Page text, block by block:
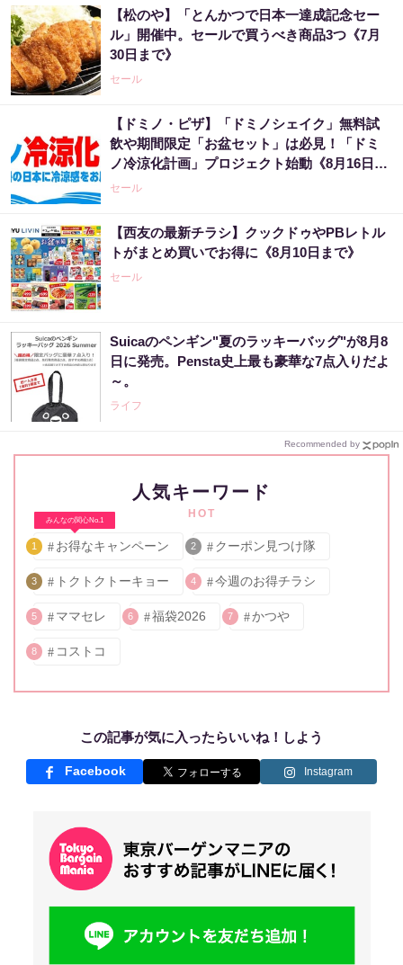
【松のや】「とんかつで日本一達成記念セー
ル」開催中。セールで買うべき商品3つ《7月
30日まで》
セール
【ドミノ・ピザ】「ドミノシェイク」無料試
飲や期間限定「お盆セット」は必見！「ドミ
ノ冷涼化計画」プロジェクト始動《8月16日ま
で》
セール
【西友の最新チラシ】クックドゥやPBレトル
トがまとめ買いでお得に《8月10日まで》
セール
Suicaのペンギン"夏のラッキーバッグ"が8月8
日に発売。Pensta史上最も豪華な7点入りだよ
～。
ライフ
Recommended by
人気キーワード
HOT
みんなの関心No.1
1 お得なキャンペーン 2 クーポン見つけ隊
3 トクトクトーキョー 4 今週のお得チラシ
5 ママセレ 6 福袋2026 7 かつや
8 コストコ
この記事が気に入ったらいいね！しよう
Facebook Instagram